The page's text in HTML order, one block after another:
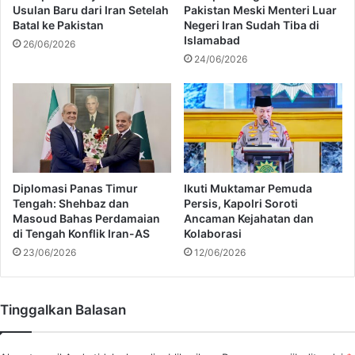
d
a
n
i
e
l
u
a
r
e
b
R
t
y
M
e
n
a
r
Usulan Baru dari Iran Setelah
Batal ke Pakistan
26/06/2026
Pakistan Meski Menteri Luar
Negeri Iran Sudah Tiba di
Islamabad
24/06/2026
Diplomasi Panas Timur
Tengah: Shehbaz dan
Masoud Bahas Perdamaian
di Tengah Konflik Iran-AS
23/06/2026
Ikuti Muktamar Pemuda
Persis, Kapolri Soroti
Ancaman Kejahatan dan
Kolaborasi
12/06/2026
Tinggalkan Balasan